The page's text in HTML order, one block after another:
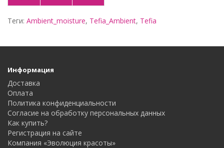
Теги: Ambient_moisture, Tefia_Ambient, Tefia
Информация
Доставка
Оплата
Политика конфиденциальности
Согласие на обработку персональных данных
Как купить?
Регистрация на сайте
Компания «Эволюция красоты»